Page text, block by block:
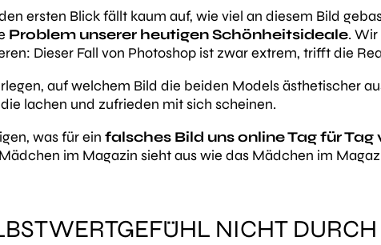
ersten Blick fällt kaum auf, wie viel an diesem Bild
Problem unserer heutigen Schönheitsideale. Wir
Dieser Fall von Photoshop ist zwar extrem, trifft die
auf welchem Bild die beiden Models ästhetischer
lachen und zufrieden mit sich scheinen.
was für ein falsches Bild uns online Tag für
im Magazin sieht aus wie das Mädchen im
NICHT